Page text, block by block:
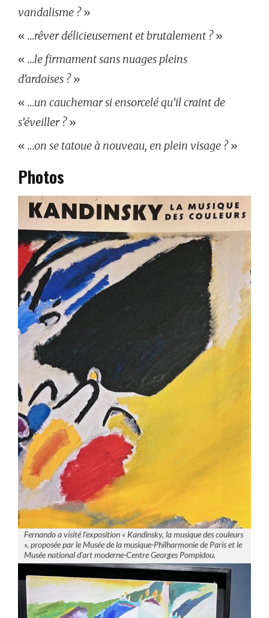
vandalisme ?»
« …rêver délicieusement et brutalement ?»
« …le firmament sans nuages pleins
d’ardoises ?»
« …un cauchemar si ensorcelé qu’il craint de
s’éveiller ?»
« …on se tatoue à nouveau, en plein visage ?»
Photos
Fernando a visité l’exposition « Kandinsky, la musique des couleurs
», proposée par le Musée de la musique-Philharmonie de Paris et le
Musée national d’art moderne-Centre Georges Pompidou.